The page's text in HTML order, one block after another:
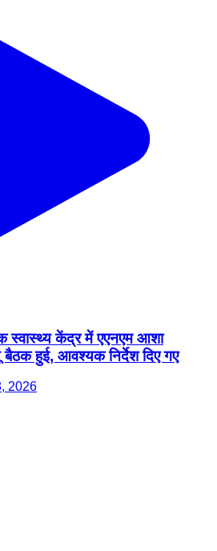
स्वास्थ्य केंद्र में एएनएम आशा
बैठक हुई, आवश्यक निर्देश दिए गए
2026